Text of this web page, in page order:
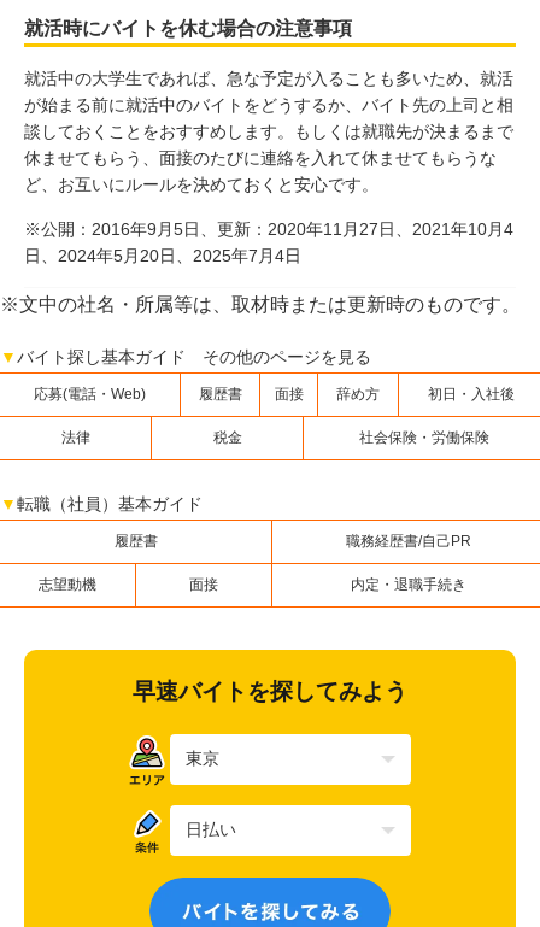
就活時にバイトを休む場合の注意事項
就活中の大学生であれば、急な予定が入ることも多いため、就活
が始まる前に就活中のバイトをどうするか、バイト先の上司と相
談しておくことをおすすめします。もしくは就職先が決まるまで
休ませてもらう、面接のたびに連絡を入れて休ませてもらうな
ど、お互いにルールを決めておくと安心です。
※公開：2016年9月5日、更新：2020年11月27日、2021年10月4
日、2024年5月20日、2025年7月4日
※文中の社名・所属等は、取材時または更新時のものです。
▼バイト探し基本ガイド その他のページを見る
応募(電話・Web) 履歴書 面接 辞め方 初日・入社後
法律 税金 社会保険・労働保険
▼転職（社員）基本ガイド
履歴書 職務経歴書/自己PR
志望動機 面接 内定・退職手続き
早速バイトを探してみよう